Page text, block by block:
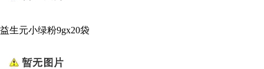
益生元小绿粉9gx20袋